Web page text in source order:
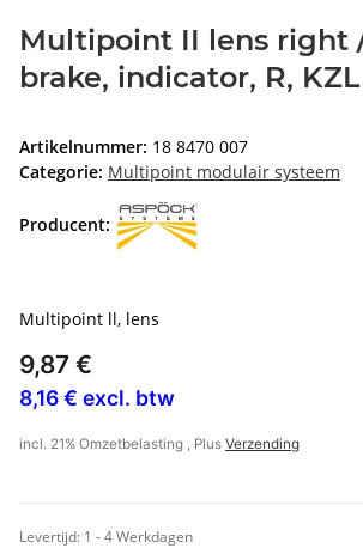
Multipoint II lens right
brake, indicator, R, KZL
Artikelnummer: 18 8470 007
Categorie: Multipoint modulair systeem
Producent:
Multipoint ll, lens
9,87 €
8,16 € excl. btw
incl. 21% Omzetbelasting , Plus Verzending
Levertijd: 1 - 4 Werkdagen